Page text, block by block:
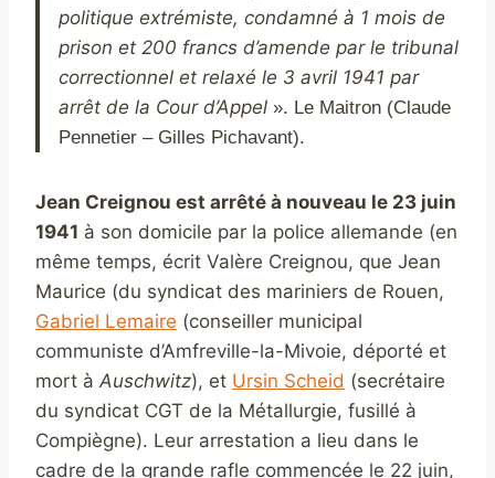
politique extrémiste, condamné à 1 mois de
prison et 200 francs d’amende par le tribunal
correctionnel et relaxé le 3 avril 1941 par
arrêt de la Cour d’Appel ». Le Maitron (Claude
Pennetier – Gilles Pichavant).
Jean Creignou est arrêté à nouveau le 23 juin
1941 à son domicile par la police allemande (en
même temps, écrit Valère Creignou, que Jean
Maurice (du syndicat des mariniers de Rouen,
Gabriel Lemaire (conseiller municipal
communiste d’Amfreville-la-Mivoie, déporté et
mort à Auschwitz), et Ursin Scheid (secrétaire
du syndicat CGT de la Métallurgie, fusillé à
Compiègne). Leur arrestation a lieu dans le
cadre de la grande rafle commencée le 22 juin,